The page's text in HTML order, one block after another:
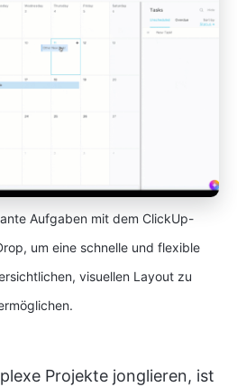
Aufgaben mit dem ClickUp-
um eine schnelle und flexible
visuellen Layout zu
Projekte jonglieren, ist